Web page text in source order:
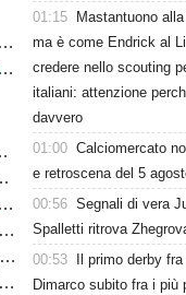
01:15
Mastantuono
ma è come Endrick al
credere nello scouting
italiani: attenzione
davvero
01:00 Calciomercato
e retroscena del 5
00:56 Segnali di vera
Spalletti ritrova
00:53
Il primo derby
Dimarco subito fra i più